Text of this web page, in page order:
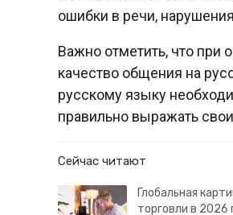
ошибки в речи,
Важно отметить, что при
качество общения на
русскому языку
правильно выражать
Сейчас читают
Глобальная
торговли в 2026